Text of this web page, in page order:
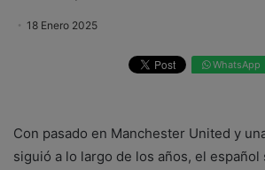
18 Enero 2025
WhatsApp
Con pasado en Manchester United y
siguió a lo largo de los años, el